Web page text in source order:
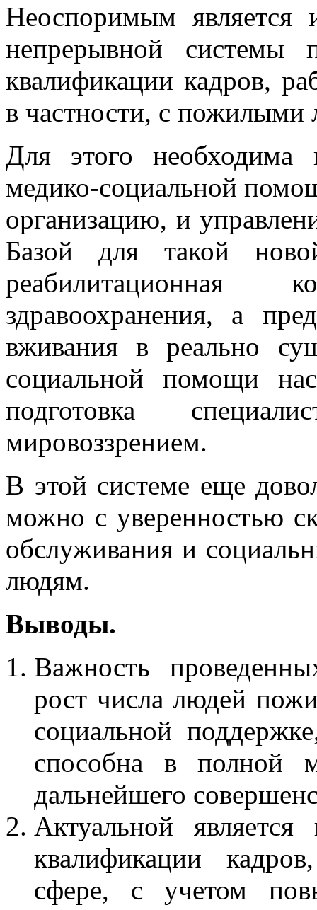
Неоспоримым является
непрерывной системы
квалификации кадров,
в частности, с
Для этого необходима
медико-социальной
организацию, и
Базой для такой
здравоохранения, а
вживания в реально
социальной помощи
подготовка
мировоззрением.
В этой системе еще
можно с уверенностью
обслуживания и
людям.
Выводы.
Важность
рост числа людей
социальной
способна в полной
дальнейшего
Актуальной
квалификации
сфере, с учетом